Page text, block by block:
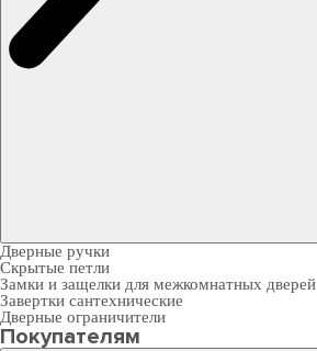
Дверные ручки
Скрытые петли
Замки и защелки для межкомнатных дверей
Завертки сантехнические
Дверные ограничители
Покупателям